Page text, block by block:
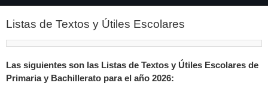
Listas de Textos y Útiles Escolares
Las siguientes son las Listas de Textos y Útiles Escolares de
Primaria y Bachillerato para el año 2026: